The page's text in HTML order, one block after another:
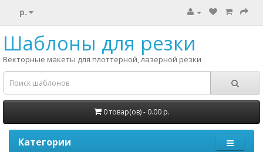
р.
Шаблоны для резки
Векторные макеты для плоттерной, лазерной резки
0 товар(ов) - 0.00 р.
Категории